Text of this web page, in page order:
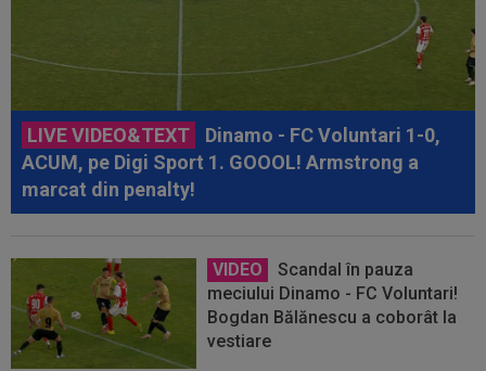
LIVE VIDEO&TEXT
Dinamo - FC Voluntari 1-0,
ACUM, pe Digi Sport 1. GOOOL! Armstrong a
marcat din penalty!
VIDEO
Scandal în pauza
meciului Dinamo - FC Voluntari!
Bogdan Bălănescu a coborât la
vestiare